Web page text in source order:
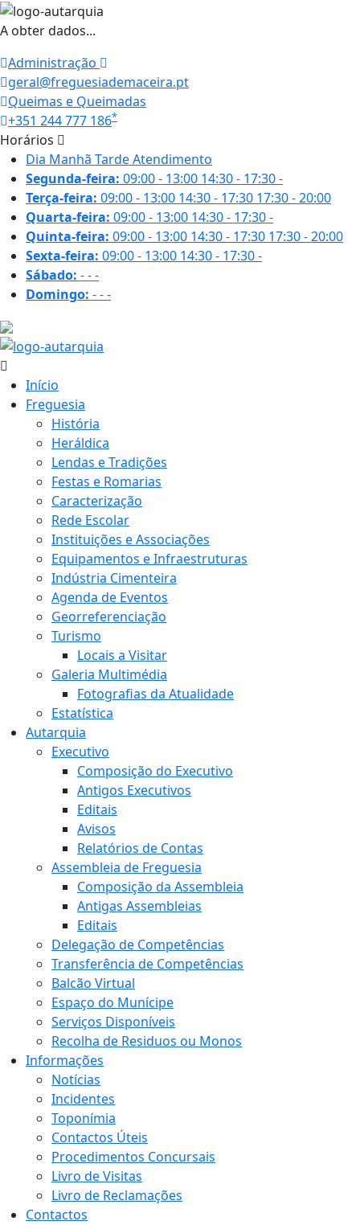
A obter dados...
Administração
geral@freguesiademaceira.pt
Queimas e Queimadas
+351 244 777 186*
Horários
Dia Manhã TardeAtendimento
Segunda-feira: 09:00 - 13:00 14:30 - 17:30-
Terça-feira: 09:00 - 13:00 14:30 - 17:30 17:30 - 20:00
Quarta-feira: 09:00 - 13:00 14:30 - 17:30-
Quinta-feira: 09:00 - 13:00 14:30 - 17:30 17:30 - 20:00
Sexta-feira: 09:00 - 13:00 14:30 - 17:30-
Sábado: ---
Domingo: ---
Início
Freguesia
História
Heráldica
Lendas e Tradições
Festas e Romarias
Caracterização
Rede Escolar
Instituições e Associações
Equipamentos e Infraestruturas
Indústria Cimenteira
Agenda de Eventos
Georreferenciação
Turismo
Locais a Visitar
Galeria Multimédia
Fotografias da Atualidade
Estatística
Autarquia
Executivo
Composição do Executivo
Antigos Executivos
Editais
Avisos
Relatórios de Contas
Assembleia de Freguesia
Composição da Assembleia
Antigas Assembleias
Editais
Delegação de Competências
Transferência de Competências
Balcão Virtual
Espaço do Munícipe
Serviços Disponíveis
Recolha de Residuos ou Monos
Informações
Notícias
Incidentes
Toponímia
Contactos Úteis
Procedimentos Concursais
Livro de Visitas
Livro de Reclamações
Contactos